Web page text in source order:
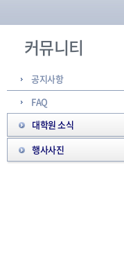
커뮤니티
공지사항
FAQ
대학원 소식
행사사진